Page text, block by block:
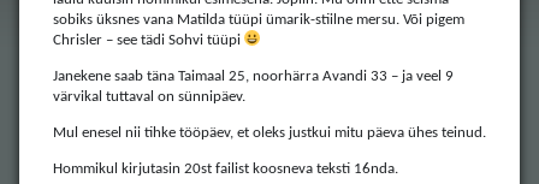
sobiks üksnes vana Matilda tüüpi ümarik-stiilne mersu. Või pigem
Chrisler – see tädi Sohvi tüüpi
Janekene saab täna Taimaal 25, noorhärra Avandi 33 – ja veel 9
värvikal tuttaval on sünnipäev.
Mul enesel nii tihke tööpäev, et oleks justkui mitu päeva ühes teinud.
Hommikul kirjutasin 20st failist koosneva teksti 16nda.